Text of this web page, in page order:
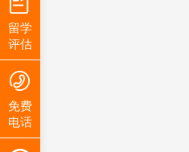
留学
评估
免费
电话